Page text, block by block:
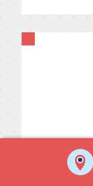
アイディア
た時の嬉し
くて悔しい
す。アイデ
を知ってい
豊かな発想
中学3年生
湧き、プロ